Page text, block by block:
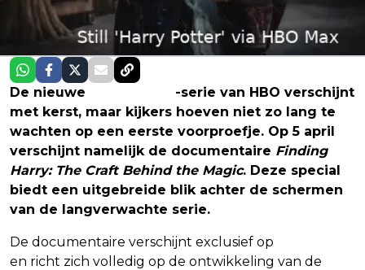
De nieuwe
-serie van HBO verschijnt
met kerst, maar kijkers hoeven niet zo lang te
wachten op een eerste voorproefje. Op 5 april
verschijnt namelijk de documentaire Finding
Harry: The Craft Behind the Magic. Deze special
biedt een uitgebreide blik achter de schermen
van de langverwachte serie.
De documentaire verschijnt exclusief op
en richt zich volledig op de ontwikkeling van de